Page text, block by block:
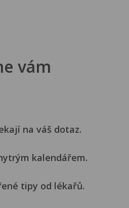
vám
na váš dotaz.
kalendářem.
tipy od lékařů.